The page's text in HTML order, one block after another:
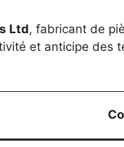
Ltd, fabricant de
et anticipe des